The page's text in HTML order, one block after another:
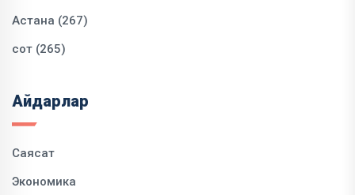
Астана (267)
сот (265)
Айдарлар
Саясат
Экономика